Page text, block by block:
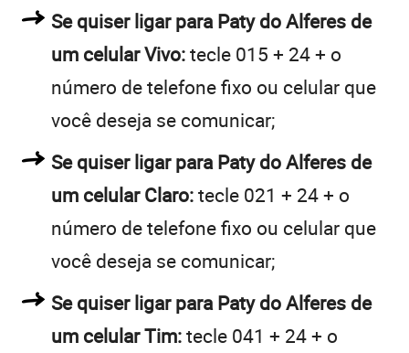
Se quiser ligar para Paty do Alferes de
um celular Vivo:tecle 015 + 24 + o
número de telefone fixo ou celular que
você deseja se comunicar;
Se quiser ligar para Paty do Alferes de
um celular Claro:tecle 021 + 24 + o
número de telefone fixo ou celular que
você deseja se comunicar;
Se quiser ligar para Paty do Alferes de
um celular Tim:tecle 041 + 24 + o